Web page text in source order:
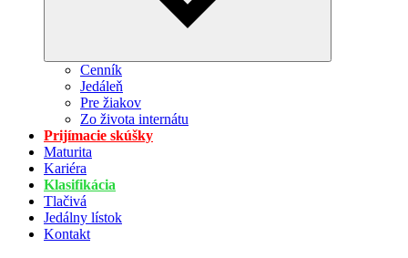
Cenník
Jedáleň
Pre žiakov
Zo života internátu
Prijímacie skúšky
Maturita
Kariéra
Klasifikácia
Tlačivá
Jedálny lístok
Kontakt